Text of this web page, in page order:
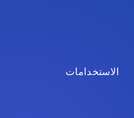
الاستخدامات